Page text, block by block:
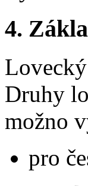
4.
Druhy
možno
pro